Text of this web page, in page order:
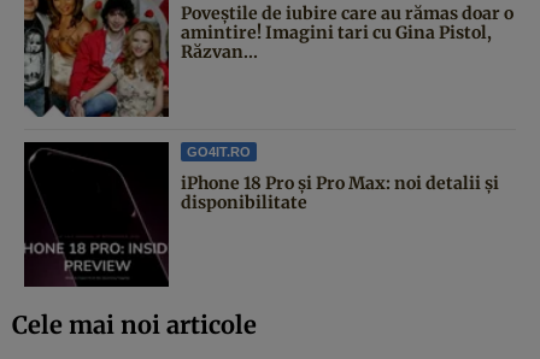
Poveştile de iubire care au rămas doar o
amintire! Imagini tari cu Gina Pistol,
Răzvan...
GO4IT.RO
iPhone 18 Pro și Pro Max: noi detalii și
disponibilitate
Cele mai noi articole